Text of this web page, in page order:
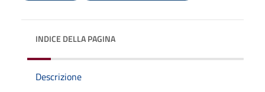
INDICE DELLA PAGINA
Descrizione